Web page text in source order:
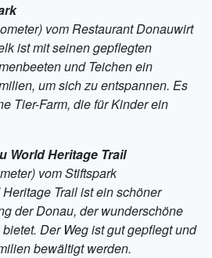
vom Restaurant Donauwirt
ist mit seinen gepflegten
und Teichen ein
um sich zu entspannen. Es
Tier-Farm, die für Kinder ein
World Heritage Trail
vom Stiftspark
Trail ist ein schöner
der Donau, der wunderschöne
Der Weg ist gut gepflegt und
bewältigt werden.